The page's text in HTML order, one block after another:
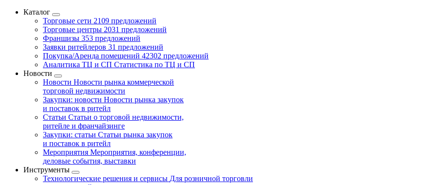
Каталог
Торговые сети 2109 предложений
Торговые центры 2031 предложений
Франшизы 353 предложений
Заявки ритейлеров 31 предложений
Покупка/Аренда помещений 42302 предложений
Аналитика ТЦ и СП Статистика по ТЦ и СП
Новости
Новости Новости рынка коммерческой
торговой недвижимости
Закупки: новости Новости рынка закупок
и поставок в ритейл
Статьи Статьи о торговой недвижимости,
ритейле и франчайзинге
Закупки: статьи Статьи рынка закупок
и поставок в ритейл
Мероприятия Мероприятия, конференции,
деловые события, выставки
Инструменты
Технологические решения и сервисы Для розничной торговли